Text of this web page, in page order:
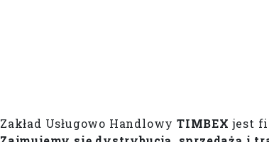
Zakład Usługowo Handlowy TIMBEXjest